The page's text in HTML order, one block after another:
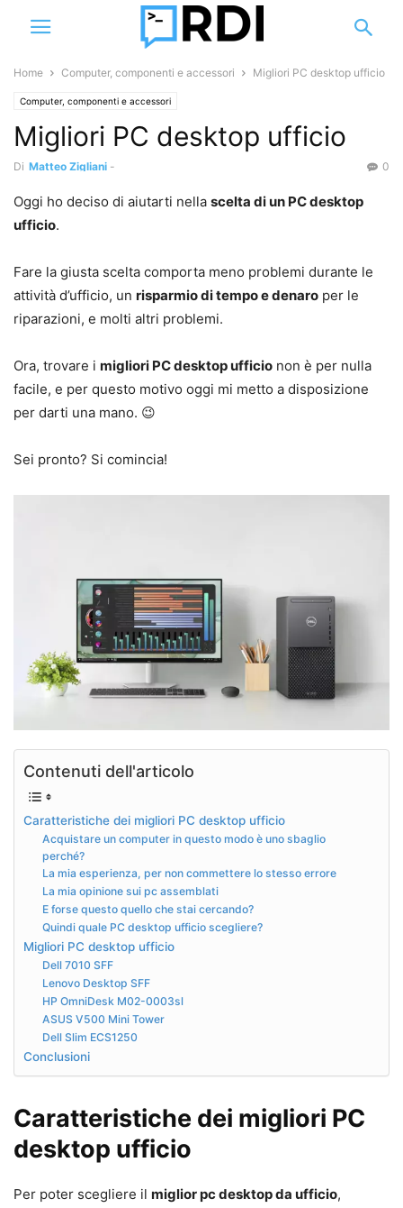
Home Computer, componenti e accessori Migliori PC desktop ufficio
Computer, componenti e accessori
Migliori PC desktop ufficio
Di Matteo Zigliani - 0
Oggi ho deciso di aiutarti nella scelta di un PC desktop
ufficio.
Fare la giusta scelta comporta meno problemi durante le
attività d’ufficio, un risparmio di tempo e denaro per le
riparazioni, e molti altri problemi.
Ora, trovare i migliori PC desktop ufficio non è per nulla
facile, e per questo motivo oggi mi metto a disposizione
per darti una mano. 😉
Sei pronto? Si comincia!
Contenuti dell'articolo
Caratteristiche dei migliori PC desktop ufficio
Acquistare un computer in questo modo è uno sbaglio
perché?
La mia esperienza, per non commettere lo stesso errore
La mia opinione sui pc assemblati
E forse questo quello che stai cercando?
Quindi quale PC desktop ufficio scegliere?
Migliori PC desktop ufficio
Dell 7010 SFF
Lenovo Desktop SFF
HP OmniDesk M02-0003sl
ASUS V500 Mini Tower
Dell Slim ECS1250
Conclusioni
Caratteristiche dei migliori PC
desktop ufficio
Per poter scegliere il miglior pc desktop da ufficio,